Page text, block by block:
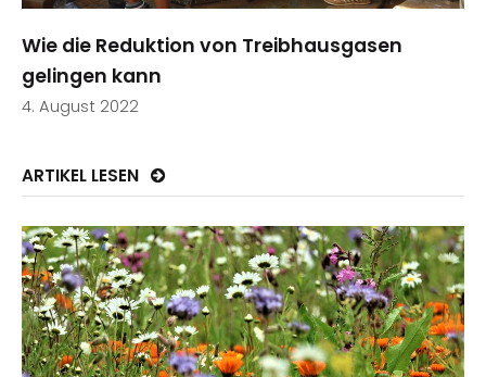
Wie die Reduktion von Treibhausgasen
gelingen kann
4. August 2022
ARTIKEL LESEN